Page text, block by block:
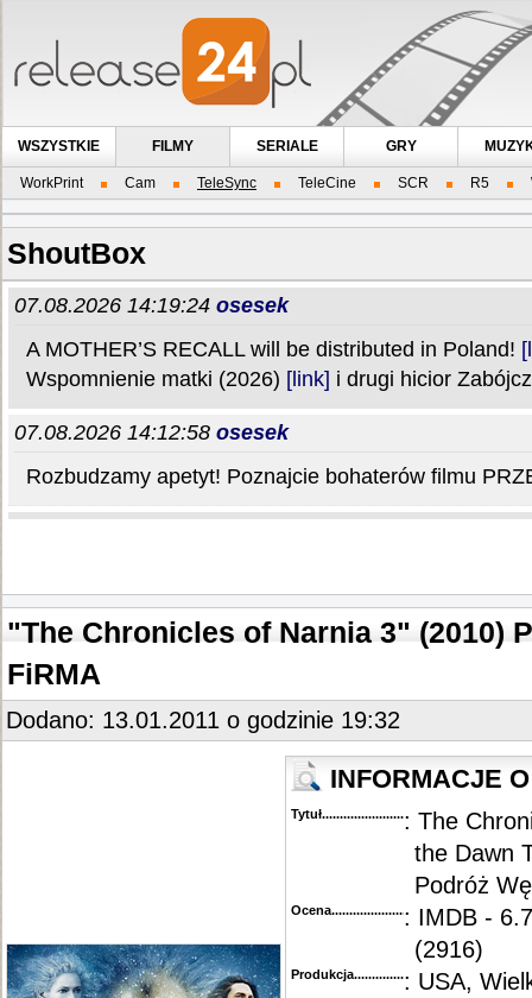
WSZYSTKIE FILMY
WorkPrint Cam TeleSync TeleCine SCR R5
SERIALE GRY
ShoutBox
"The Chronicles of Narnia 3" (2010)
FiRMA
Dodano: 13.01.2011 o godzinie 19:32
INFORMACJE
Tytuł............................................
: The
the Dawn
Podróż
Ocena.............................................
: IMDB -
(2916)
Produkcja.........................................
: USA,